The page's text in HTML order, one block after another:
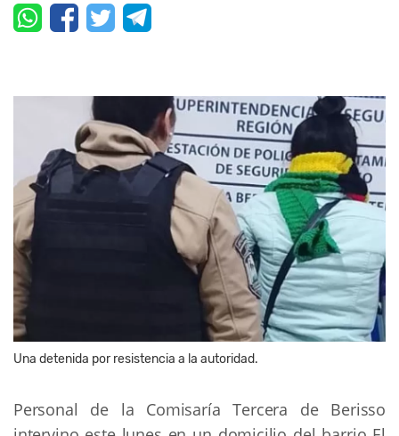
Una detenida por resistencia a la autoridad.
Personal de la Comisaría Tercera de Berisso